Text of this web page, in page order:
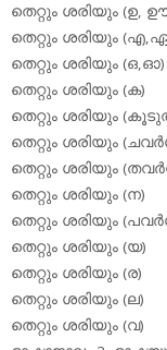
തെറ്റും ശരിയും (ഉ,
തെറ്റും ശരിയും
തെറ്റും ശരിയും (ഒ,ഓ)
തെറ്റും ശരിയും (ക)
തെറ്റും ശരിയും
തെറ്റും ശരിയും
തെറ്റും ശരിയും
തെറ്റും ശരിയും (ന)
തെറ്റും ശരിയും
തെറ്റും ശരിയും (യ)
തെറ്റും ശരിയും (ര)
തെറ്റും ശരിയും (ല)
തെറ്റും ശരിയും (വ)